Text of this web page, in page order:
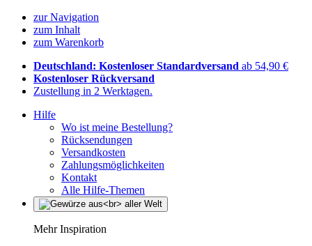
zur Navigation
zum Inhalt
zum Warenkorb
Deutschland: Kostenloser Standardversand ab 54,90 €
Kostenloser Rückversand
Zustellung in 2 Werktagen.
Hilfe
Wo ist meine Bestellung?
Rücksendungen
Versandkosten
Zahlungsmöglichkeiten
Kontakt
Alle Hilfe-Themen
Mehr Inspiration